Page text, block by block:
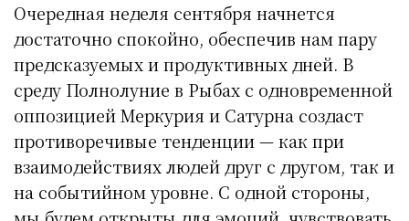
Очередная неделя сентября начнется
достаточно спокойно, обеспечив нам пару
предсказуемых и продуктивных дней. В
среду Полнолуние в Рыбах с одновременной
оппозицией Меркурия и Сатурна создаст
противоречивые тенденции — как при
взаимодействиях людей друг с другом, так и
на событийном уровне. С одной стороны,